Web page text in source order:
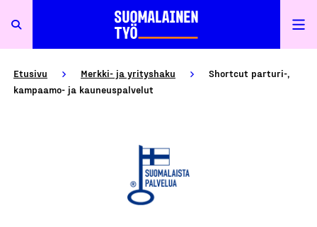
Etusivu Merkki- ja yrityshaku
Shortcut parturi-,
kampaamo- ja kauneuspalvelut